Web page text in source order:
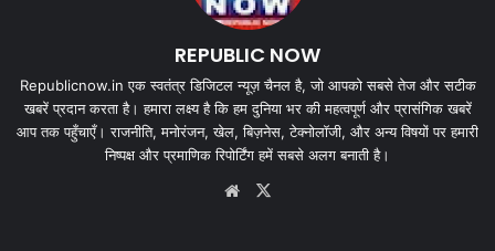
REPUBLIC NOW
Republicnow.in एक स्वतंत्र डिजिटल न्यूज़ चैनल है, जो आपको सबसे तेज और सटीक
खबरें प्रदान करता है। हमारा लक्ष्य है कि हम दुनिया भर की महत्वपूर्ण और प्रासंगिक खबरें
आप तक पहुँचाएँ। राजनीति, मनोरंजन, खेल, बिज़नेस, टेक्नोलॉजी, और अन्य विषयों पर हमारी
निष्पक्ष और प्रमाणिक रिपोर्टिंग हमें सबसे अलग बनाती है।
Website